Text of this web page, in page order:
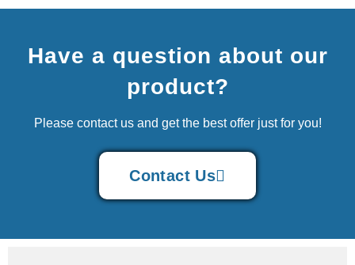
Have a question about our
product?
Please contact us and get the best offer just for you!
Contact Us